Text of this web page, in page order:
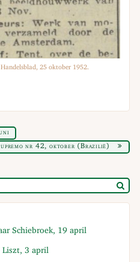
25 oktober 1952.
nr 42, oktober (Brazilië)
Schiebroek, 19 april
Liszt, 3 april